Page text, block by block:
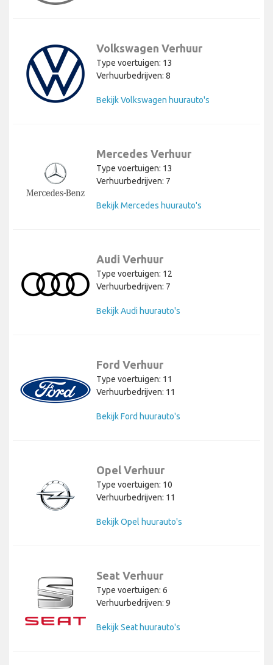
Volkswagen Verhuur
Type voertuigen: 13
Verhuurbedrijven: 8
Bekijk Volkswagen huurauto's
Mercedes Verhuur
Type voertuigen: 13
Verhuurbedrijven: 7
Bekijk Mercedes huurauto's
Audi Verhuur
Type voertuigen: 12
Verhuurbedrijven: 7
Bekijk Audi huurauto's
Ford Verhuur
Type voertuigen: 11
Verhuurbedrijven: 11
Bekijk Ford huurauto's
Opel Verhuur
Type voertuigen: 10
Verhuurbedrijven: 11
Bekijk Opel huurauto's
Seat Verhuur
Type voertuigen: 6
Verhuurbedrijven: 9
Bekijk Seat huurauto's